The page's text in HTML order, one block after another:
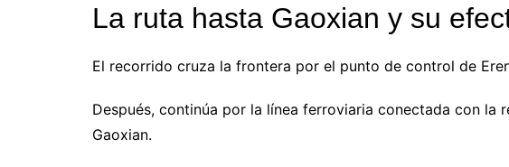
La ruta hasta Gaoxian y su
El recorrido cruza la frontera por el punto de control de
Después, continúa por la línea ferroviaria conectada con la
Gaoxian.